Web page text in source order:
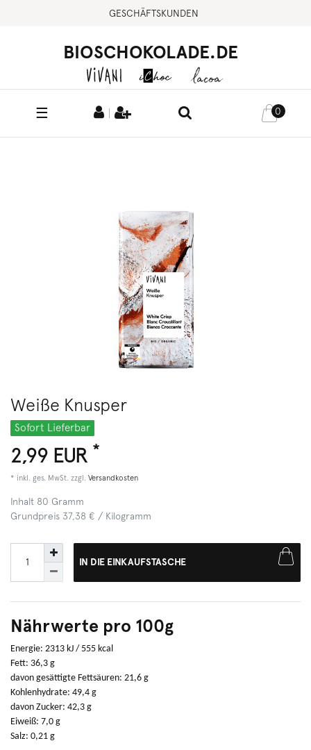
GESCHÄFTSKUNDEN
BIOSCHOKOLADE.DE
☰ 0
Weiße Knusper
Sofort Lieferbar
2,99 EUR *
* inkl. ges. MwSt. zzgl. Versandkosten
Inhalt 80 Gramm
Grundpreis 37,38 € / Kilogramm
IN DIE EINKAUFSTASCHE
Nährwerte pro 100g
Energie: 2313 kJ / 555 kcal
Fett: 36,3 g
davon gesättigte Fettsäuren: 21,6 g
Kohlenhydrate: 49,4 g
davon Zucker: 42,3 g
Eiweiß: 7,0 g
Salz: 0,21 g